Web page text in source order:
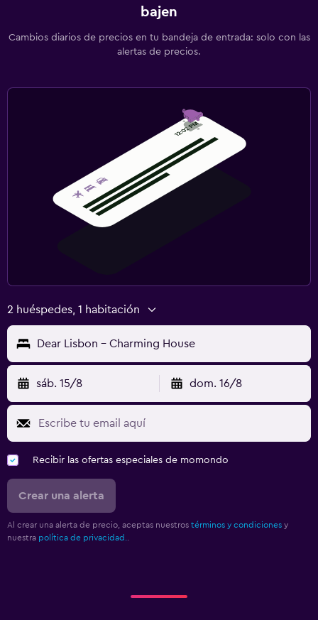
bajen
Cambios diarios de precios en tu bandeja de entrada: solo con las
alertas de precios.
2 huéspedes, 1 habitación
Dear Lisbon - Charming House
sáb. 15/8 dom. 16/8
Recibir las ofertas especiales de momondo
Crear una alerta
Al crear una alerta de precio, aceptas nuestros términos y condiciones y
nuestra política de privacidad.